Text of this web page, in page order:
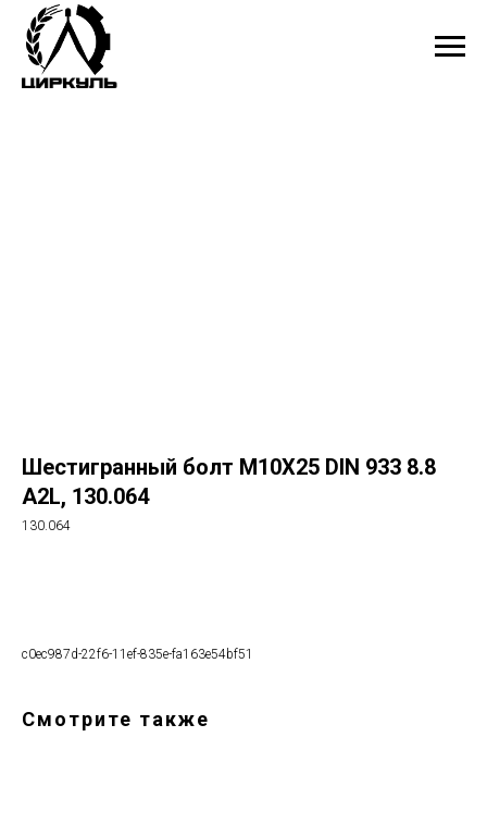
Шестигранный болт M10X25 DIN 933 8.8
A2L, 130.064
130.064
c0ec987d-22f6-11ef-835e-fa163e54bf51
Смотрите также